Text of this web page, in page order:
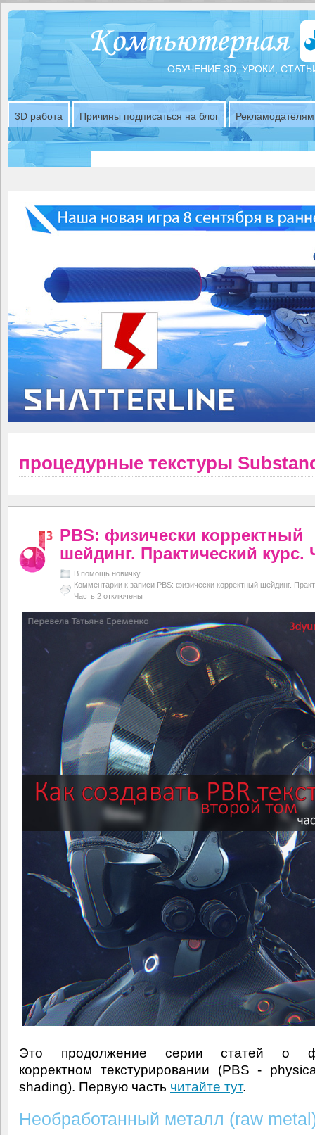
ОБУЧЕНИЕ 3D, УРОКИ,
3D работа Причины подписаться на блог Рекламодателям
процедурные текстуры
PBS: физически корректный
шейдинг. Практический курс.
В помощь новичку
Комментарии к записи PBS: физически корректный шейдинг.
Часть 2 отключены
Это продолжение серии статей о
корректном текстурировании (PBS -
shading). Первую часть читайте тут.
Необработанный металл (raw